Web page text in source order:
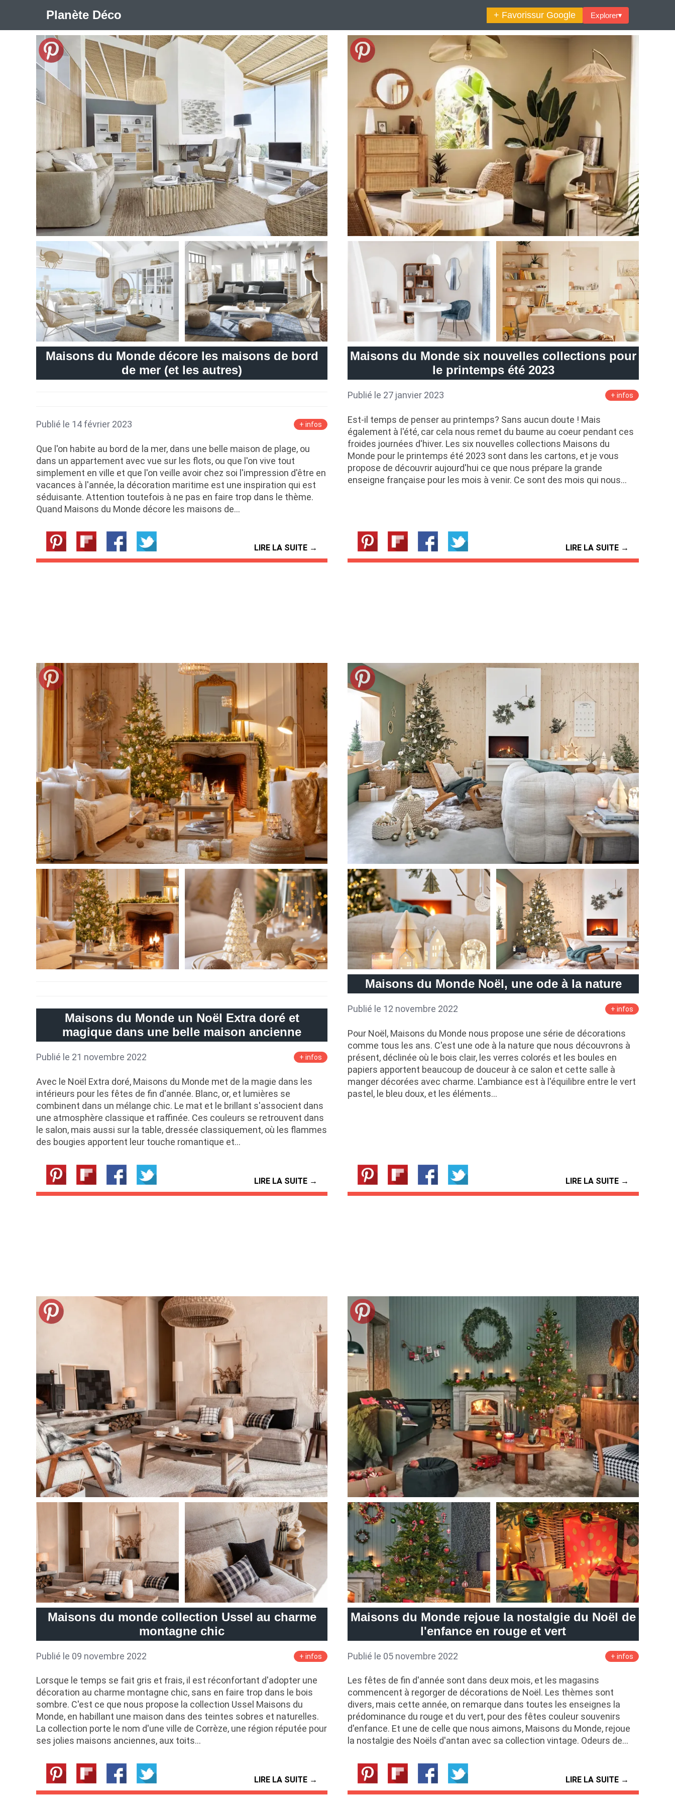
Planète Déco + Favorissur Google Explorer▾
🛍︎ Shop Planète Déco ℹ︎ À propos
Appartement Design Cabanes Decoration Noël Idées Déco En 10 Photos La Semaine Décoration Et Design
Maison En Ville
Méli-Mélo Suédois
Tendance Interieurs Scandinaves La Décoration Selon Votre Signe Astrologique Les Trouvailles Déco Du Jour
Loft
Maison Appartement Écologique
Maison Container/container House Maison Et Appartement Vintage On Décode La Déco Petite Surface
Piscine
Question De Style
Renovation Revue De Week End Tiny House
Maisons du Monde décore les maisons de bord
de mer (et les autres)
Publié le 14 février 2023 + infos
Que l'on habite au bord de la mer, dans une belle maison de plage, ou
dans un appartement avec vue sur les flots, ou que l'on vive tout
simplement en ville et que l'on veille avoir chez soi l'impression d'être en
vacances à l'année, la décoration maritime est une inspiration qui est
séduisante. Attention toutefois à ne pas en faire trop dans le thème.
Quand Maisons du Monde décore les maisons de…
LIRE LA SUITE →
Maisons du Monde six nouvelles collections pour
le printemps été 2023
Publié le 27 janvier 2023 + infos
Est-il temps de penser au printemps? Sans aucun doute ! Mais
également à l'été, car cela nous remet du baume au coeur pendant ces
froides journées d'hiver. Les six nouvelles collections Maisons du
Monde pour le printemps été 2023 sont dans les cartons, et je vous
propose de découvrir aujourd'hui ce que nous prépare la grande
enseigne française pour les mois à venir. Ce sont des mois qui nous…
LIRE LA SUITE →
Maisons du Monde un Noël Extra doré et
magique dans une belle maison ancienne
Publié le 21 novembre 2022 + infos
Avec le Noël Extra doré, Maisons du Monde met de la magie dans les
intérieurs pour les fêtes de fin d'année. Blanc, or, et lumières se
combinent dans un mélange chic. Le mat et le brillant s'associent dans
une atmosphère classique et raffinée. Ces couleurs se retrouvent dans
le salon, mais aussi sur la table, dressée classiquement, où les flammes
des bougies apportent leur touche romantique et…
LIRE LA SUITE →
Maisons du Monde Noël, une ode à la nature
Publié le 12 novembre 2022 + infos
Pour Noël, Maisons du Monde nous propose une série de décorations
comme tous les ans. C'est une ode à la nature que nous découvrons à
présent, déclinée où le bois clair, les verres colorés et les boules en
papiers apportent beaucoup de douceur à ce salon et cette salle à
manger décorées avec charme. L'ambiance est à l'équilibre entre le vert
pastel, le bleu doux, et les éléments…
LIRE LA SUITE →
Maisons du monde collection Ussel au charme
montagne chic
Publié le 09 novembre 2022 + infos
Lorsque le temps se fait gris et frais, il est réconfortant d'adopter une
décoration au charme montagne chic, sans en faire trop dans le bois
sombre. C'est ce que nous propose la collection Ussel Maisons du
Monde, en habillant une maison dans des teintes sobres et naturelles.
La collection porte le nom d'une ville de Corrèze, une région réputée pour
ses jolies maisons anciennes, aux toits…
LIRE LA SUITE →
Maisons du Monde rejoue la nostalgie du Noël de
l'enfance en rouge et vert
Publié le 05 novembre 2022 + infos
Les fêtes de fin d'année sont dans deux mois, et les magasins
commencent à regorger de décorations de Noël. Les thèmes sont
divers, mais cette année, on remarque dans toutes les enseignes la
prédominance du rouge et du vert, pour des fêtes couleur souvenirs
d'enfance. Et une de celle que nous aimons, Maisons du Monde, rejoue
la nostalgie des Noëls d'antan avec sa collection vintage. Odeurs de…
LIRE LA SUITE →